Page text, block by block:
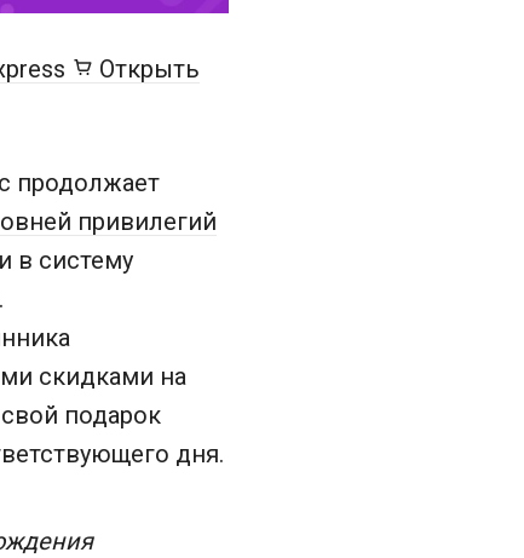
Открыть
продолжает
привилегий
в систему
скидками на
подарок
дня.